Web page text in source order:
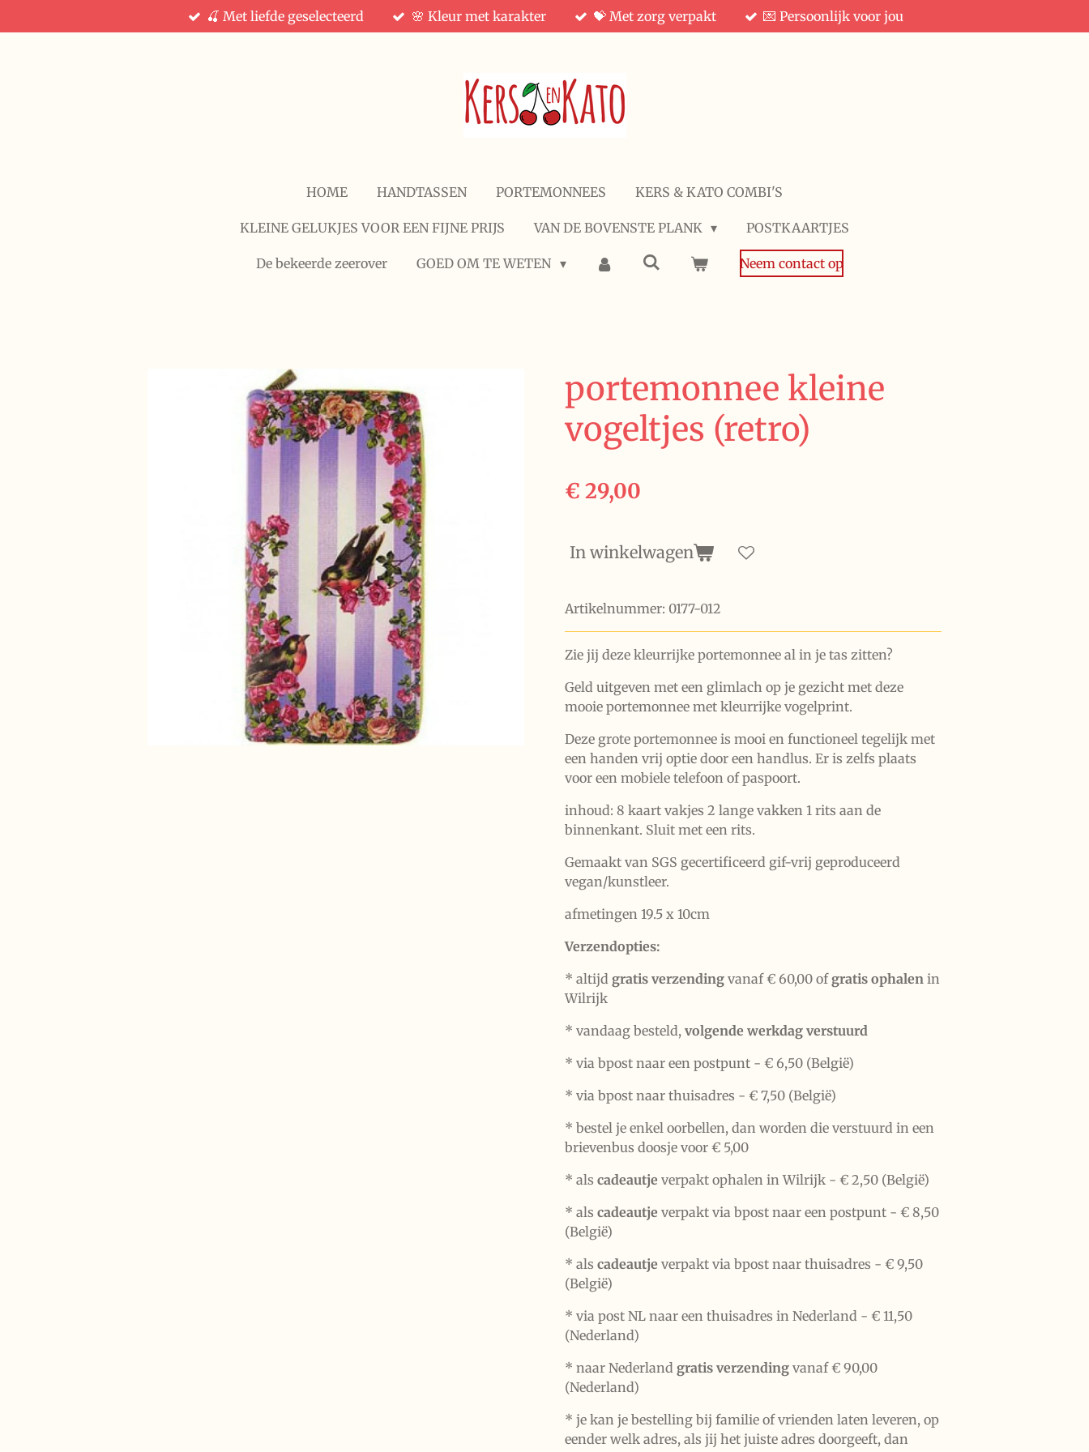
direct
🍒 Met liefde geselecteerd 🌸 Kleur met karakter 💝 Met zorg verpakt 💌 Persoonlijk voor jou
HOME HANDTASSEN PORTEMONNEES KERS & KATO COMBI'S
KLEINE GELUKJES VOOR EEN FIJNE PRIJS VAN DE BOVENSTE PLANK POSTKAARTJES
De bekeerde zeerover GOED OM TE WETEN Neem contact op
portemonnee kleine
vogeltjes (retro)
€ 29,00
In winkelwagen
Artikelnummer: 0177-012
Zie jij deze kleurrijke portemonnee al in je tas zitten?
Geld uitgeven met een glimlach op je gezicht met deze
mooie portemonnee met kleurrijke vogelprint.
Deze grote portemonnee is mooi en functioneel tegelijk met
een handen vrij optie door een handlus. Er is zelfs plaats
voor een mobiele telefoon of paspoort.
inhoud: 8 kaart vakjes 2 lange vakken 1 rits aan de
binnenkant. Sluit met een rits.
Gemaakt van SGS gecertificeerd gif-vrij geproduceerd
vegan/kunstleer.
afmetingen 19.5 x 10cm
Verzendopties:
* altijd gratis verzending vanaf € 60,00 ofgratis ophalen in
Wilrijk
* vandaag besteld, volgende werkdag verstuurd
* via bpost naar een postpunt - € 6,50 (België)
* via bpost naar thuisadres - € 7,50 (België)
* bestel je enkel oorbellen, dan worden die verstuurd in een
brievenbus doosje voor € 5,00
* als cadeautje verpakt ophalen in Wilrijk - € 2,50 (België)
* als cadeautje verpakt via bpost naar een postpunt - € 8,50
(België)
* als cadeautje verpakt via bpost naar thuisadres - € 9,50
(België)
* via post NL naar een thuisadres in Nederland - € 11,50
(Nederland)
* naar Nederland gratis verzending vanaf € 90,00
(Nederland)
* je kan je bestelling bij familie of vrienden laten leveren, op
eender welk adres, als jij het juiste adres doorgeeft, dan